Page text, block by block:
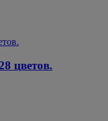
цветов.